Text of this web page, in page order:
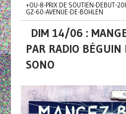
+OU-8-PRIX DE SOUTIEN-DEBUT-
GZ-60-AVENUE-DE-BOHLEN
DIM 14/06 :
PAR RADIO
SONO